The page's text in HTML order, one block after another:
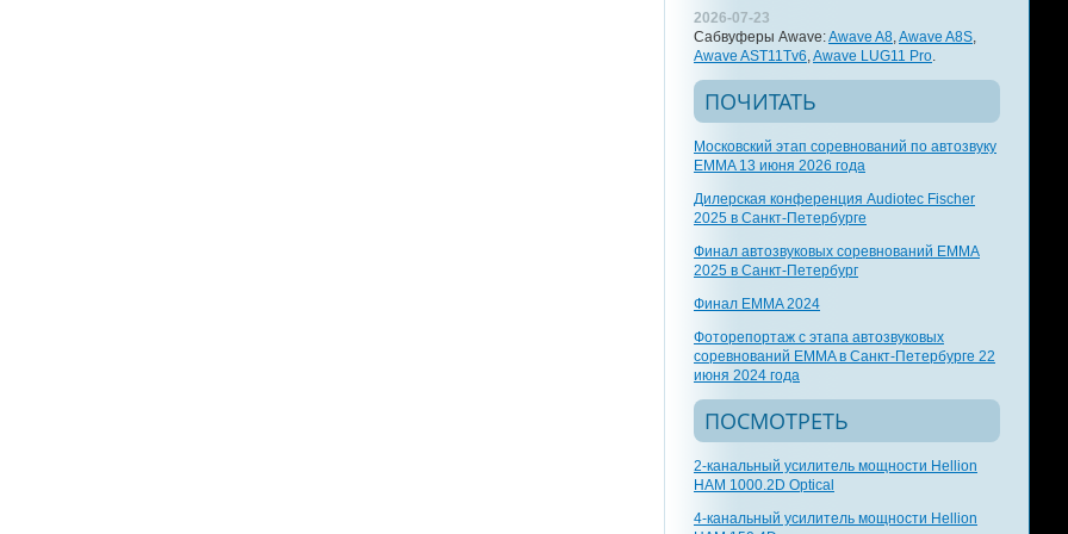
2026-07-23
Сабвуферы Awave:Awave A8,Awave A8S,
Awave AST11Tv6,Awave LUG11 Pro.
ПОЧИТАТЬ
Московский этап соревнований по автозвуку
EMMA 13 июня 2026 года
Дилерская конференция Audiotec Fischer
2025 в Санкт-Петербурге
Финал автозвуковых соревнований EMMA
2025 в Санкт-Петербург
Финал EMMA 2024
Фоторепортаж с этапа автозвуковых
соревнований EMMA в Санкт-Петербурге 22
июня 2024 года
ПОСМОТРЕТЬ
2-канальный усилитель мощности Hellion
HAM 1000.2D Optical
4-канальный усилитель мощности Hellion